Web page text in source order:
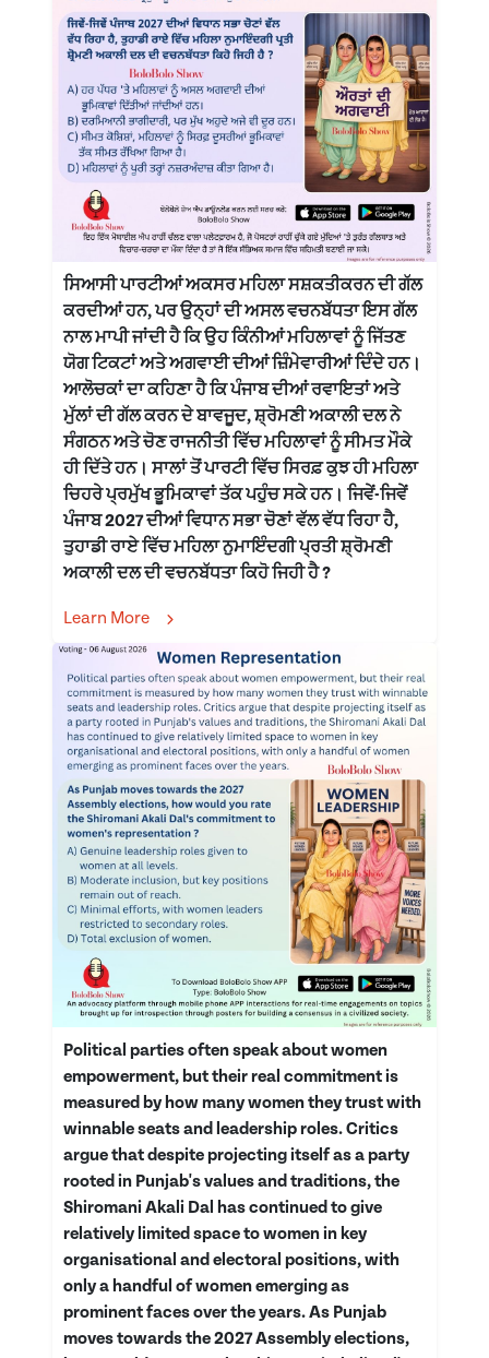
ਸਿਆਸੀ ਪਾਰਟੀਆਂ ਅਕਸਰ ਮਹਿਲਾ ਸਸ਼ਕਤੀਕਰਨ ਦੀ ਗੱਲ
ਕਰਦੀਆਂ ਹਨ, ਪਰ ਉਨ੍ਹਾਂ ਦੀ ਅਸਲ ਵਚਨਬੱਧਤਾ ਇਸ ਗੱਲ
ਨਾਲ ਮਾਪੀ ਜਾਂਦੀ ਹੈ ਕਿ ਉਹ ਕਿੰਨੀਆਂ ਮਹਿਲਾਵਾਂ ਨੂੰ ਜਿੱਤਣ
ਯੋਗ ਟਿਕਟਾਂ ਅਤੇ ਅਗਵਾਈ ਦੀਆਂ ਜ਼ਿੰਮੇਵਾਰੀਆਂ ਦਿੰਦੇ ਹਨ।
ਆਲੋਚਕਾਂ ਦਾ ਕਹਿਣਾ ਹੈ ਕਿ ਪੰਜਾਬ ਦੀਆਂ ਰਵਾਇਤਾਂ ਅਤੇ
ਮੁੱਲਾਂ ਦੀ ਗੱਲ ਕਰਨ ਦੇ ਬਾਵਜੂਦ, ਸ਼੍ਰੋਮਣੀ ਅਕਾਲੀ ਦਲ ਨੇ
ਸੰਗਠਨ ਅਤੇ ਚੋਣ ਰਾਜਨੀਤੀ ਵਿੱਚ ਮਹਿਲਾਵਾਂ ਨੂੰ ਸੀਮਤ ਮੌਕੇ
ਹੀ ਦਿੱਤੇ ਹਨ। ਸਾਲਾਂ ਤੋਂ ਪਾਰਟੀ ਵਿੱਚ ਸਿਰਫ਼ ਕੁਝ ਹੀ ਮਹਿਲਾ
ਚਿਹਰੇ ਪ੍ਰਮੁੱਖ ਭੂਮਿਕਾਵਾਂ ਤੱਕ ਪਹੁੰਚ ਸਕੇ ਹਨ। ਜਿਵੇਂ-ਜਿਵੇਂ
ਪੰਜਾਬ 2027 ਦੀਆਂ ਵਿਧਾਨ ਸਭਾ ਚੋਣਾਂ ਵੱਲ ਵੱਧ ਰਿਹਾ ਹੈ,
ਤੁਹਾਡੀ ਰਾਏ ਵਿੱਚ ਮਹਿਲਾ ਨੁਮਾਇੰਦਗੀ ਪ੍ਰਤੀ ਸ਼੍ਰੋਮਣੀ
ਅਕਾਲੀ ਦਲ ਦੀ ਵਚਨਬੱਧਤਾ ਕਿਹੋ ਜਿਹੀ ਹੈ ?
Learn More
Political parties often speak about women
empowerment, but their real commitment is
measured by how many women they trust with
winnable seats and leadership roles. Critics
argue that despite projecting itself as a party
rooted in Punjab's values and traditions, the
Shiromani Akali Dal has continued to give
relatively limited space to women in key
organisational and electoral positions, with
only a handful of women emerging as
prominent faces over the years. As Punjab
moves towards the 2027 Assembly elections,